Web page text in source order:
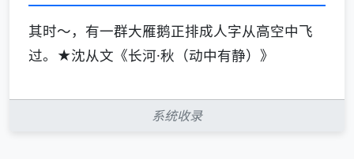
其时～，有一群大雁鹅正排成人字从高空中飞
过。★沈从文《长河·秋（动中有静）》
系统收录